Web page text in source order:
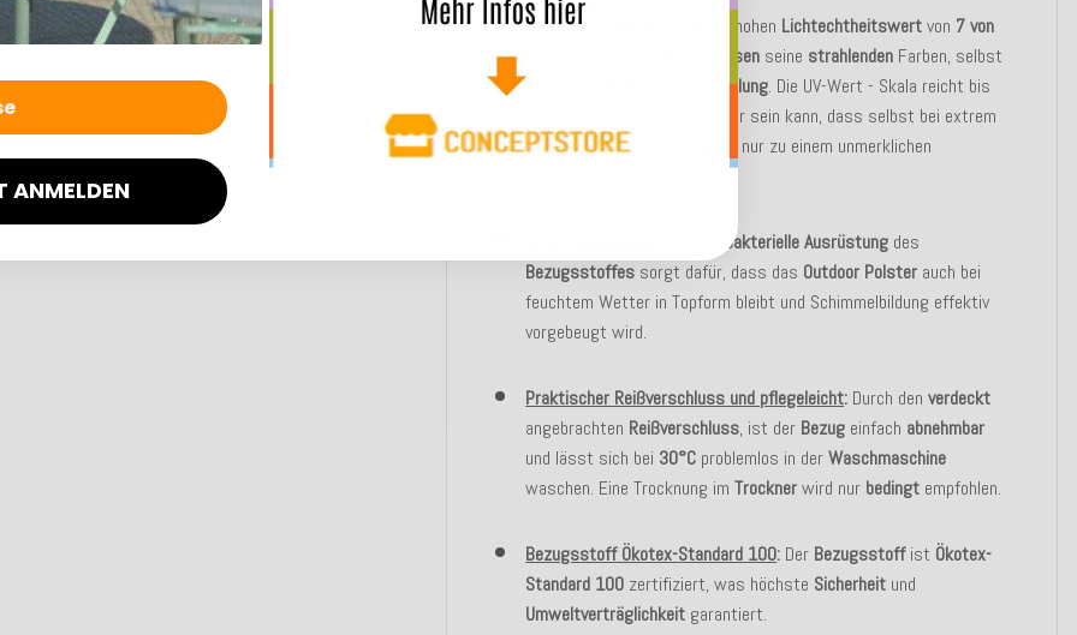
Lichtecht 7 von 8 Mit einem hohen Lichtechtheitswertvon 7 von
Sitzkissen seine strahlenden Farben, selbst
bei
Sonneneinstrahlung. Die UV-Wert - Skala reicht bis
maximal 8, sodass man sicher sein kann, dass selbst bei extrem
starker Sonneneinwirkung es nur zu einem unmerklichen
antibakterielleAusrüstung des
Bezugsstoffes sorgt dafür, dass das Outdoor Polster auch bei
feuchtem Wetter in Topform bleibt und Schimmelbildung effektiv
vorgebeugt wird.
Praktischer Reißverschluss und pflegeleicht: Durch denverdeckt
angebrachten Reißverschluss, ist der Bezug einfach abnehmbar
und lässt sich bei 30°C problemlos in derWaschmaschine
waschen. Eine Trocknung imTrocknerwird nur bedingt empfohlen.
Bezugsstoff Ökotex-Standard 100: Der Bezugsstoffist Ökotex-
Standard 100 zertifiziert, was höchste Sicherheit und
Umweltverträglichkeit garantiert.
ANMELDEN